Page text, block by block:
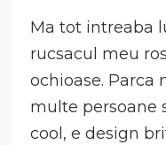
Ma tot intreaba
rucsacul meu
ochioase. Parca
multe persoane
cool, e design